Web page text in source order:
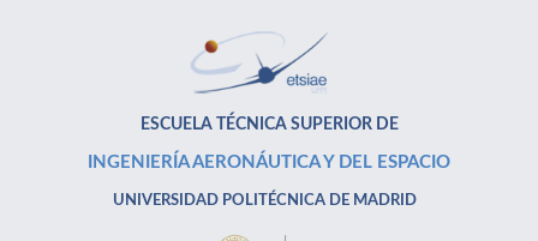
ESCUELA TÉCNICA SUPERIOR DE
INGENIERÍA AERONÁUTICA Y DEL ESPACIO
UNIVERSIDAD POLITÉCNICA DE MADRID